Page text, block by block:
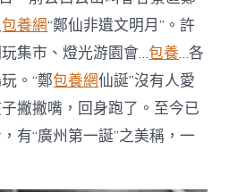
包養網“鄭仙非遺文明月”。許
集市、燈光游園會…包養…各
。“鄭包養網仙誕”沒有人愛
撇撇嘴，回身跑了。至今已
有“廣州第一誕”之美稱，一